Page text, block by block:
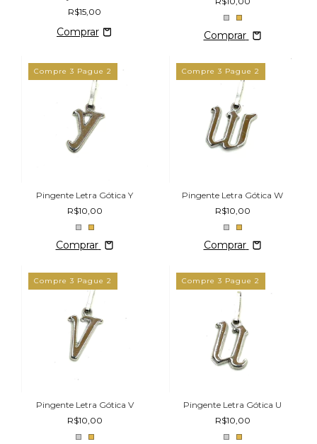
R$15,00
Comprar
Compre 3 Pague 2
Pingente Letra Gótica Y
R$10,00
Comprar
Compre 3 Pague 2
Pingente Letra Gótica W
R$10,00
Comprar
Compre 3 Pague 2
Pingente Letra Gótica V
R$10,00
Compre 3 Pague 2
Pingente Letra Gótica U
R$10,00